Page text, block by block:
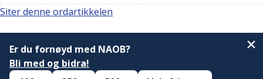
Siter denne ordartikkelen
Er du fornøyd med NAOB?
Bli med og bidra!